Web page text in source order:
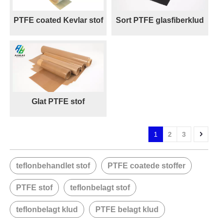
PTFE coated Kevlar stof Sort PTFE glasfiberklud
Glat PTFE stof
1 2 3
teflonbehandlet stof PTFE coatede stoffer
PTFE stof teflonbelagt stof
teflonbelagt klud PTFE belagt klud